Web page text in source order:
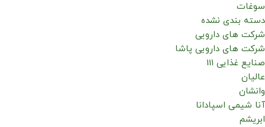
سوغات
دسته بندی نشده
شرکت های دارویی
شرکت های دارویی پاشا
صنایع غذایی 111
عالیان
وانشان
آنا شیمی اسپادانا
ابریشم